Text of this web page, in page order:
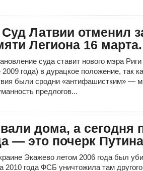
Латвии отменил
Легиона 16 марта.
суда ставит нового мэра
года) в дурацкое положение, так
были сродни «антифашистким» —
предлогов...
дома, а сегодня
— это почерк Путина
Экажево летом 2006 года был
2010 года ФСБ уничтожила там